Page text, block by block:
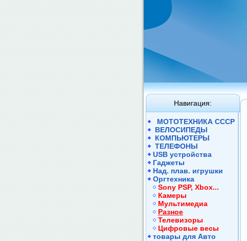
Навигация:
МОТОТЕХНИКА СССР
ВЕЛОСИПЕДЫ
КОМПЬЮТЕРЫ
ТЕЛЕФОНЫ
USB устройства
Гаджеты
Над. плав. игрушки
Оргтехника
Sony PSP, Xbox...
Камеры
Мультимедиа
Разное
Телевизоры
Цифровые весы
товары для Авто